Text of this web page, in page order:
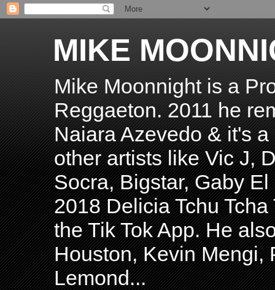
MIKE
Mike Moonnight is a
Reggaeton. 2011 he
Naiara Azevedo & it's
other artists like Vic J,
Socra, Bigstar, Gaby
2018 Delicia Tchu
the Tik Tok App. He
Houston, Kevin Mengi,
Lemond...